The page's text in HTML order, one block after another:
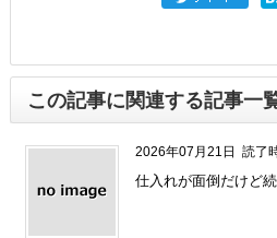
この記事に関連する記事一
2026年07月21日 読了
仕入れが面倒だけど